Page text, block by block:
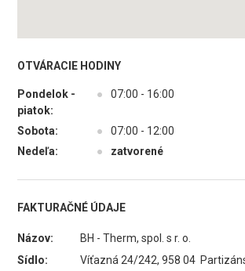
OTVÁRACIE HODINY
Pondelok -
piatok:
● 07:00 - 16:00
Sobota: ●
07:00 - 12:00
Nedeľa:
● zatvorené
FAKTURAČNÉ ÚDAJE
Názov:
BH - Therm, spol. s r. o.
Sídlo:
Víťazná 24/242, 958 04